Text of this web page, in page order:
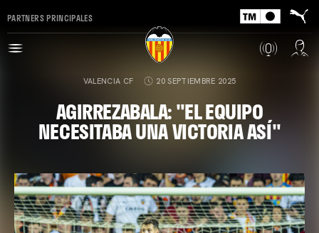
PARTNERS PRINCIPALES
VALENCIA CF 20 SEPTIEMBRE 2025
AGIRREZABALA: "EL EQUIPO
NECESITABA UNA VICTORIA ASÍ"